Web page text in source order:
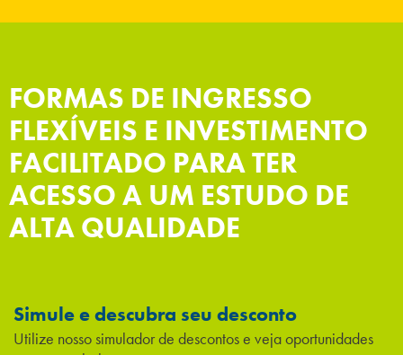
ambiente e outras).;
22
A UVA é uma das universidades que
mais forma profissionais de
Engenharia Civil no país!
Os dados foram obtidos pelo Responde Aí por
meio do Censo da Educação Superior em 2019.
FORMAS DE INGRESSO
FLEXÍVEIS E INVESTIMENTO
FACILITADO PARA TER
ACESSO A UM ESTUDO DE
ALTA QUALIDADE
Simule e descubra seu desconto
Utilize nosso simulador de descontos e veja oportunidades